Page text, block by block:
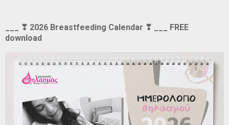
___ ❣ 2026 Breastfeeding Calendar ❣ ___ FREE
download